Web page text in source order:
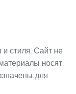
стиля. Сайт не
носят
для